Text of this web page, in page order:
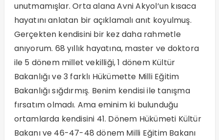
unutmamışlar. Orta alana Avni Akyol’un kısaca
hayatını anlatan bir açıklamalı anıt koyulmuş.
Gerçekten kendisini bir kez daha rahmetle
anıyorum. 68 yıllık hayatına, master ve doktora
ile 5 dönem millet vekilliği, 1 dönem Kültür
Bakanlığı ve 3 farklı Hükümette Milli Eğitim
Bakanlığı sığdırmış. Benim kendisi ile tanışma
fırsatım olmadı. Ama eminim ki bulunduğu
ortamlarda kendisini 41. Dönem Hükümeti Kültür
Bakanı ve 46-47-48 dönem Milli Eğitim Bakanı